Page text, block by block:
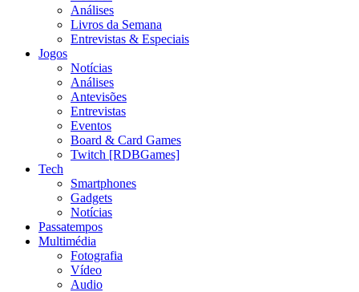
Análises
Livros da Semana
Entrevistas & Especiais
Jogos
Notícias
Análises
Antevisões
Entrevistas
Eventos
Board & Card Games
Twitch [RDBGames]
Tech
Smartphones
Gadgets
Notícias
Passatempos
Multimédia
Fotografia
Vídeo
Audio